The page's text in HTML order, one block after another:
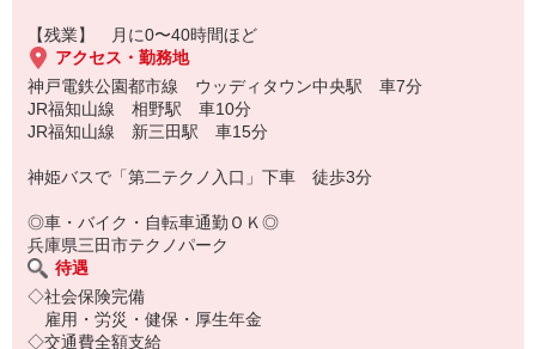
【残業】 月に0〜40時間ほど
アクセス・勤務地
神戸電鉄公園都市線 ウッディタウン中央駅 車7分
JR福知山線 相野駅 車10分
JR福知山線 新三田駅 車15分
神姫バスで「第二テクノ入口」下車 徒歩3分
◎車・バイク・自転車通勤ＯＫ◎
兵庫県三田市テクノパーク
待遇
◇社会保険完備
雇用・労災・健保・厚生年金
◇交通費全額支給